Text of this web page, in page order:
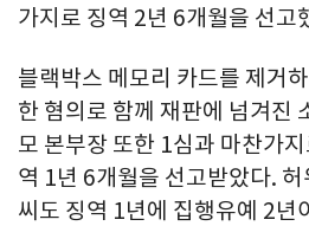
가지로 징역 2년 6개월을 선고
블랙박스 메모리 카드를 제거
한 혐의로 함께 재판에 넘겨진
모 본부장 또한 1심과 마찬가
역 1년 6개월을 선고받았다.
씨도 징역 1년에 집행유예 2년